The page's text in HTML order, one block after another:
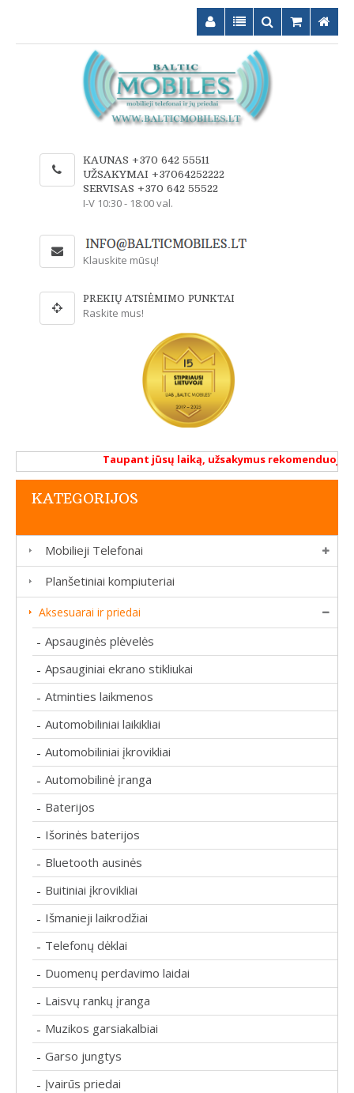
KAUNAS +370 642 55511
UŽSAKYMAI +37064252222
SERVISAS +370 642 55522
I-V 10:30 - 18:00 val.
Klauskite mūsų!
PREKIŲ ATSIĖMIMO PUNKTAI
Raskite mus!
Taupant jūsų laiką, užsakymus
KATEGORIJOS
Mobilieji Telefonai
Planšetiniai kompiuteriai
Aksesuarai ir priedai
- Apsauginės plėvelės
- Apsauginiai ekrano stikliukai
- Atminties laikmenos
- Automobiliniai laikikliai
- Automobiliniai įkrovikliai
- Automobilinė įranga
- Baterijos
- Išorinės baterijos
- Bluetooth ausinės
- Buitiniai įkrovikliai
- Išmanieji laikrodžiai
- Telefonų dėklai
- Duomenų perdavimo laidai
- Laisvų rankų įranga
- Muzikos garsiakalbiai
- Garso jungtys
- Įvairūs priedai